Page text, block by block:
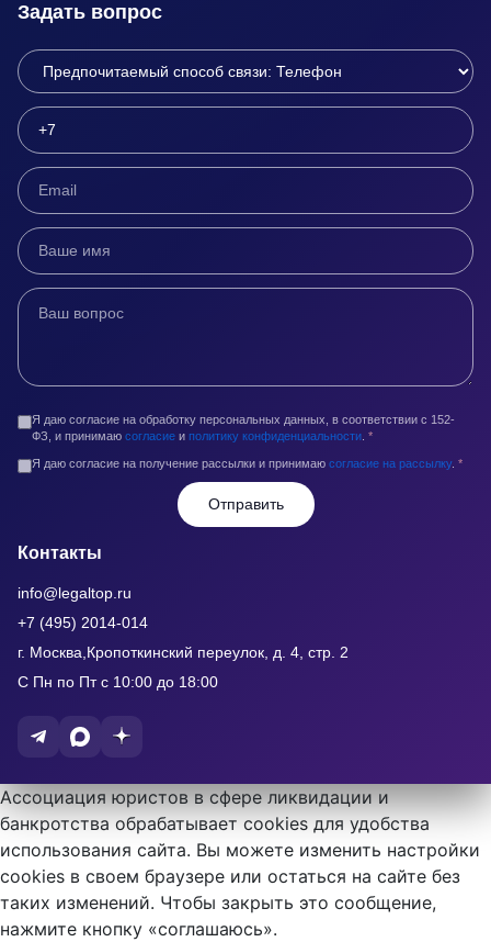
Задать вопрос
Я даю согласие на обработку персональных данных, в соответствии с 152-
ФЗ, и принимаю согласие и политику конфиденциальности *
Я даю согласие на получение рассылки и принимаю согласие на рассылку. *
Отправить
Контакты
info@legaltop.ru
+7 (495) 2014-014
г. Москва,Кропоткинский переулок, д. 4, стр. 2
С Пн по Пт с 10:00 до 18:00
Ассоциация юристов в сфере ликвидации и
банкротства обрабатывает cookies для удобства
использования сайта. Вы можете изменить настройки
cookies в своем браузере или остаться на сайте без
таких изменений. Чтобы закрыть это сообщение,
нажмите кнопку «соглашаюсь».